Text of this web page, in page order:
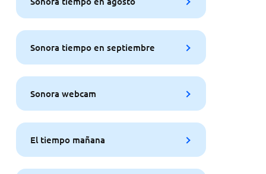
Sonora tiempo en septiembre
Sonora webcam
El tiempo mañana